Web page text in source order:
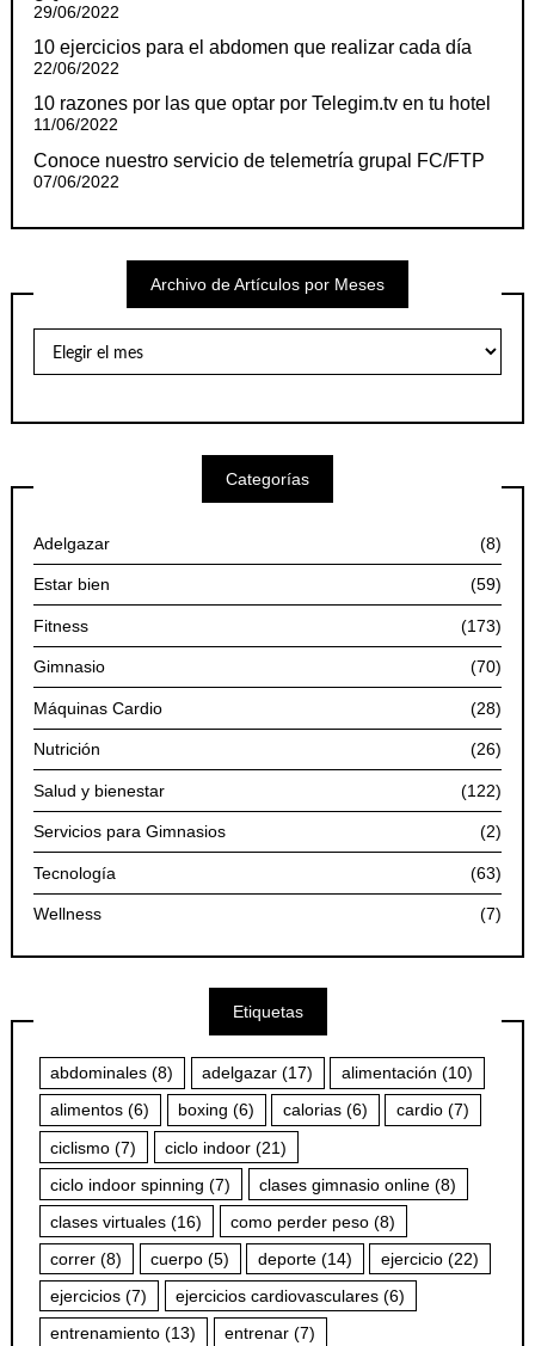
29/06/2022
10 ejercicios para el abdomen que realizar cada día
22/06/2022
10 razones por las que optar por Telegim.tv en tu hotel
11/06/2022
Conoce nuestro servicio de telemetría grupal FC/FTP
07/06/2022
Archivo de Artículos por Meses
Artículos
Categorías
Adelgazar (8)
Estar bien (59)
Fitness (173)
Gimnasio (70)
Máquinas Cardio (28)
Nutrición (26)
Salud y bienestar (122)
Servicios para Gimnasios (2)
Tecnología (63)
Wellness (7)
Etiquetas
abdominales (8) adelgazar (17) alimentación (10)
alimentos (6) boxing (6) calorias (6) cardio (7)
ciclismo (7) ciclo indoor (21)
ciclo indoor spinning (7) clases gimnasio online (8)
clases virtuales (16) como perder peso (8)
correr (8) cuerpo (5) deporte (14) ejercicio (22)
ejercicios (7) ejercicios cardiovasculares (6)
entrenamiento (13) entrenar (7)